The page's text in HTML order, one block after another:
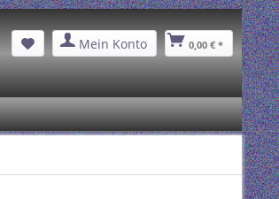
Mein Konto 0,00 € *